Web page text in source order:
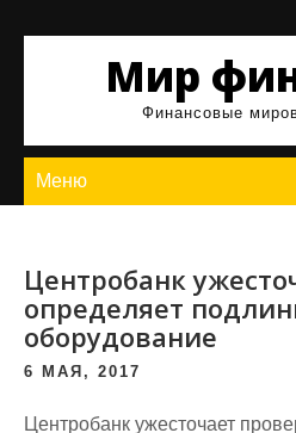
Мир
Финансовые
Меню
Центробанк
определяет
оборудование
6 МАЯ, 2017
Центробанк ужесточает